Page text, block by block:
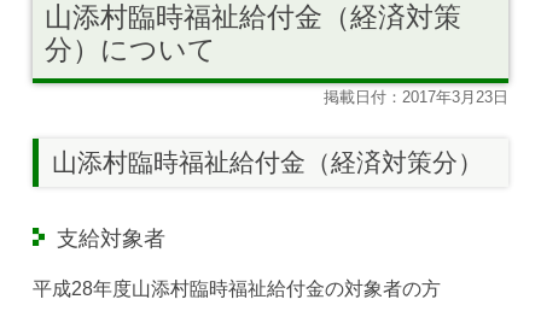
山添村臨時福祉給付金（経済対策
分）について
掲載日付：2017年3月23日
山添村臨時福祉給付金（経済対策分）
支給対象者
平成28年度山添村臨時福祉給付金の対象者の方